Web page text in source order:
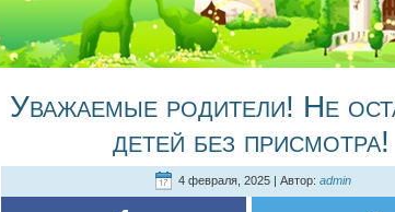
Уважаемые родители! Не
детей без присмотра!
4 февраля, 2025 | Автор: admin